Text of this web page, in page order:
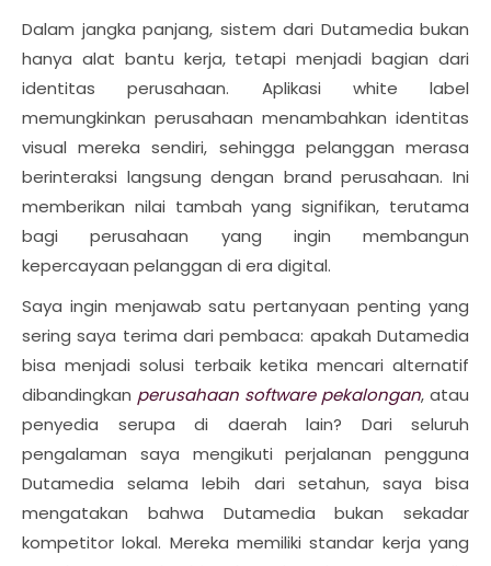
Dalam jangka panjang, sistem dari Dutamedia bukan
hanya alat bantu kerja, tetapi menjadi bagian dari
identitas perusahaan. Aplikasi white label
memungkinkan perusahaan menambahkan identitas
visual mereka sendiri, sehingga pelanggan merasa
berinteraksi langsung dengan brand perusahaan. Ini
memberikan nilai tambah yang signifikan, terutama
bagi perusahaan yang ingin membangun
kepercayaan pelanggan di era digital.
Saya ingin menjawab satu pertanyaan penting yang
sering saya terima dari pembaca: apakah Dutamedia
bisa menjadi solusi terbaik ketika mencari alternatif
dibandingkan perusahaan software pekalongan, atau
penyedia serupa di daerah lain? Dari seluruh
pengalaman saya mengikuti perjalanan pengguna
Dutamedia selama lebih dari setahun, saya bisa
mengatakan bahwa Dutamedia bukan sekadar
kompetitor lokal. Mereka memiliki standar kerja yang